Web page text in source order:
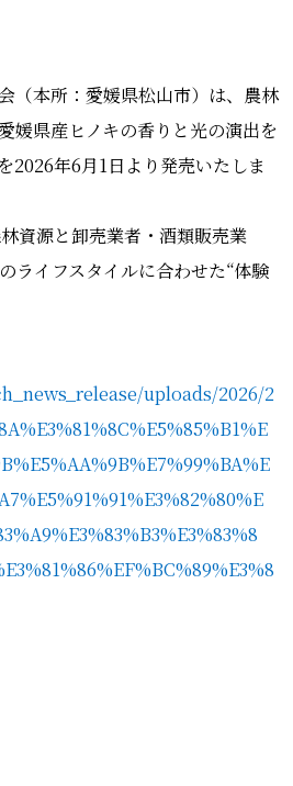
（本所：愛媛県松山市）は、農林
媛県産ヒノキの香りと光の演出を
2026年6月1日より発売いたしま
資源と卸売業者・酒類販売業
ライフスタイルに合わせた“体験
uploads/2026/2